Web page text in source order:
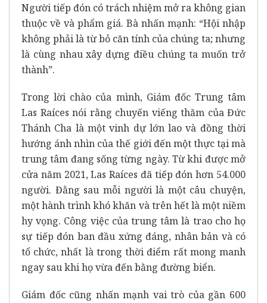
Người tiếp đón có trách nhiệm mở ra không gian
thuộc về và phẩm giá. Bà nhấn mạnh: “Hội nhập
không phải là từ bỏ căn tính của chúng ta; nhưng
là cùng nhau xây dựng điều chúng ta muốn trở
thành”.
Trong lời chào của mình, Giám đốc Trung tâm
Las Raíces nói rằng chuyến viếng thăm của Đức
Thánh Cha là một vinh dự lớn lao và đồng thời
hướng ánh nhìn của thế giới đến một thực tại mà
trung tâm đang sống từng ngày. Từ khi được mở
cửa năm 2021, Las Raíces đã tiếp đón hơn 54.000
người. Đằng sau mỗi người là một câu chuyện,
một hành trình khó khăn và trên hết là một niềm
hy vọng. Công việc của trung tâm là trao cho họ
sự tiếp đón ban đầu xứng đáng, nhân bản và có
tổ chức, nhất là trong thời điểm rất mong manh
ngay sau khi họ vừa đến bằng đường biển.
Giám đốc cũng nhấn mạnh vai trò của gần 600